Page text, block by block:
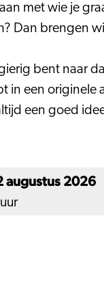
met wie je
Dan brengen
bent naar
in een originele
een goed
augustus 2026